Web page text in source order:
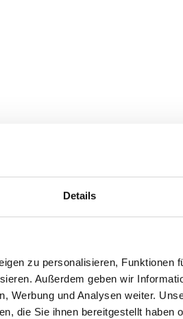
Details
zu personalisieren, Funktionen
Außerdem geben wir
Werbung und Analysen weiter.
die Sie ihnen bereitgestellt haben